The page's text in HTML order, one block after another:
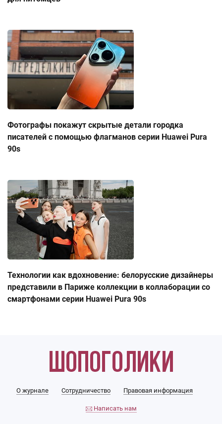
Фотографы покажут скрытые детали городка
писателей с помощью флагманов серии Huawei Pura
90s
Технологии как вдохновение: белорусские дизайнеры
представили в Париже коллекции в коллаборации со
смартфонами серии Huawei Pura 90s
О журнале Сотрудничество Правовая информация
Написать нам